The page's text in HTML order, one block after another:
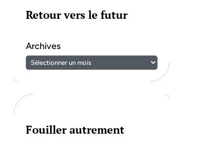
Retour vers le futur
Archives
Fouiller autrement